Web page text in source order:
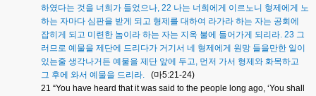
하였다는 것을 너희가 들었으나, 22 나는 너희에게 이르노니 형제에게 노
하는 자마다 심판을 받게 되고 형제를 대하여 라가라 하는 자는 공회에
잡히게 되고 미련한 놈이라 하는 자는 지옥 불에 들어가게 되리라. 23 그
러므로 예물을 제단에 드리다가 거기서 네 형제에게 원망 들을만한 일이
있는줄 생각나거든 예물을 제단 앞에 두고, 먼저 가서 형제와 화목하고
그 후에 와서 예물을 드리라. (마5:21-24)
21 “You have heard that it was said to the people long ago, ‘You shall